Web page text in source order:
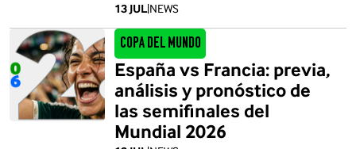
13 JUL|NEWS
Copa del Mundo
España vs Francia: previa,
análisis y pronóstico de
las semifinales del
Mundial 2026